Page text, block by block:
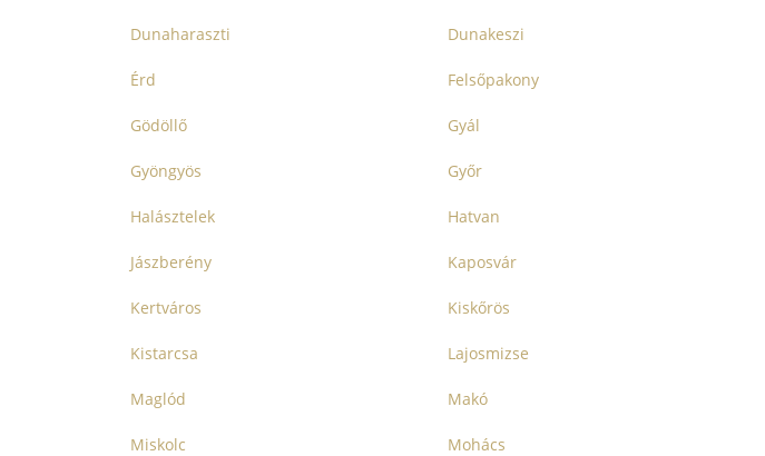
Dunaharaszti Dunakeszi
Érd Felsőpakony
Gödöllő Gyál
Gyöngyös Győr
Halásztelek Hatvan
Jászberény Kaposvár
Kertváros Kiskőrös
Kistarcsa Lajosmizse
Maglód Makó
Miskolc Mohács